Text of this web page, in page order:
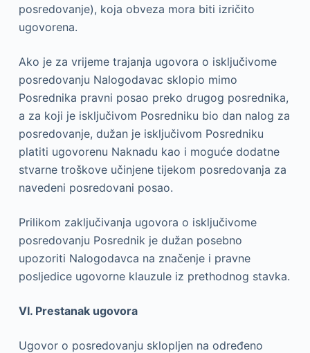
posredovanje), koja obveza mora biti izričito
ugovorena.
Ako je za vrijeme trajanja ugovora o isključivome
posredovanju Nalogodavac sklopio mimo
Posrednika pravni posao preko drugog posrednika,
a za koji je isključivom Posredniku bio dan nalog za
posredovanje, dužan je isključivom Posredniku
platiti ugovorenu Naknadu kao i moguće dodatne
stvarne troškove učinjene tijekom posredovanja za
navedeni posredovani posao.
Prilikom zaključivanja ugovora o isključivome
posredovanju Posrednik je dužan posebno
upozoriti Nalogodavca na značenje i pravne
posljedice ugovorne klauzule iz prethodnog stavka.
VI. Prestanak ugovora
Ugovor o posredovanju sklopljen na određeno